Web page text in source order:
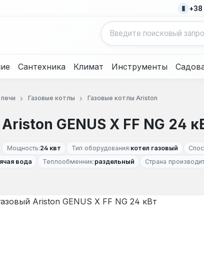
+38
Сантехника Климат Инструменты
Газовые котлы Газовые котлы Ariston
GENUS X FF NG 24
Мощность:24 квт Тип оборудования:котел газовый
вода Теплообменник:раздельный Страна